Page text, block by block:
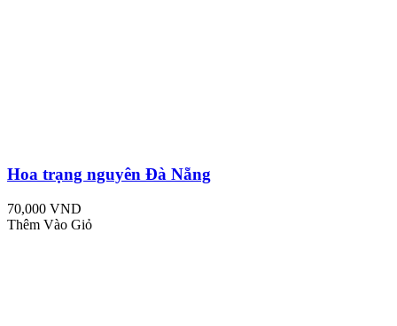
Hoa trạng nguyên Đà Nẵng
70,000 VND
Thêm Vào Giỏ